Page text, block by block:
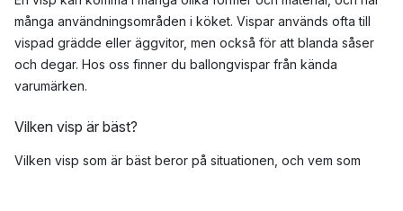
många användningsområden i köket. Vispar används ofta till
vispad grädde eller äggvitor, men också för att blanda såser
och degar. Hos oss finner du ballongvispar från kända
varumärken.
Vilken visp är bäst?
Vilken visp som är bäst beror på situationen, och vem som